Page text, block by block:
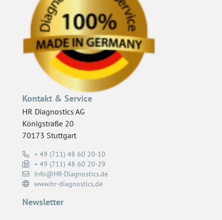
Kontakt & Service
HR Diagnostics AG
Königstraße 20
70173 Stuttgart
+ 49 (711) 48 60 20-10
+ 49 (711) 48 60 20-29
Info@HR-Diagnostics.de
www.hr-diagnostics.de
Newsletter